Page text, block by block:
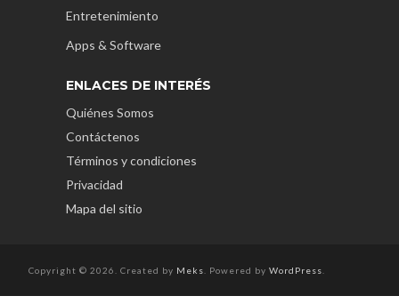
Entretenimiento
Apps & Software
ENLACES DE INTERÉS
Quiénes Somos
Contáctenos
Términos y condiciones
Privacidad
Mapa del sitio
Copyright © 2026. Created by Meks . Powered by WordPress